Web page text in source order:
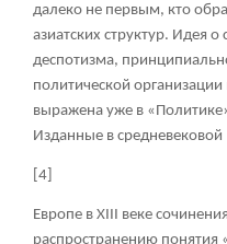
далеко не первым, кто
азиатских структур. Идея
деспотизма,
политической
выражена уже в
Изданные в средневековой
[4]
Европе в XIII веке
распространению понятия